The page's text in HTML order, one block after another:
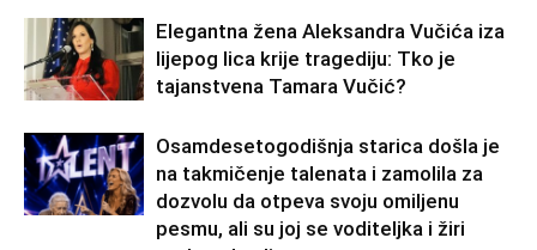
Elegantna žena Aleksandra Vučića iza
lijepog lica krije tragediju: Tko je
tajanstvena Tamara Vučić?
Osamdesetogodišnja starica došla je
na takmičenje talenata i zamolila za
dozvolu da otpeva svoju omiljenu
pesmu, ali su joj se voditeljka i žiri